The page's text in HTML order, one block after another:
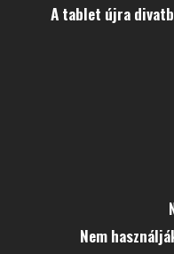
A tablet újra
Nem